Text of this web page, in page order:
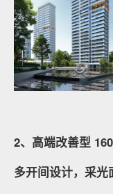
2、高端改善型
多开间设计，采光